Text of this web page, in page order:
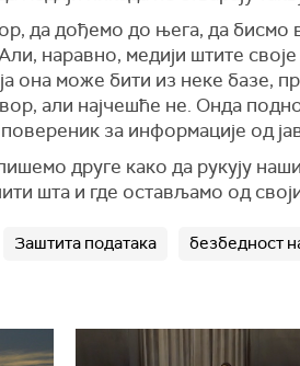
да дођемо до њега, да бисмо
наравно, медији штите
она може бити из неке базе,
али најчешће не. Онда
за информације од
друге како да рукују
шта и где остављамо од
Заштита података безбедност